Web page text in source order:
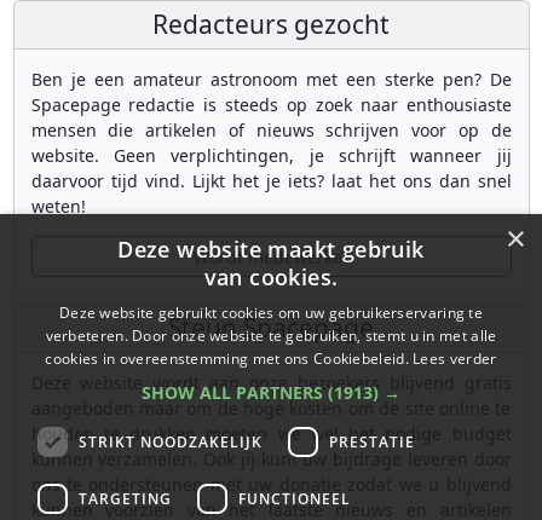
Redacteurs gezocht
Ben je een amateur astronoom met een sterke pen? De
Spacepage redactie is steeds op zoek naar enthousiaste
mensen die artikelen of nieuws schrijven voor op de
website. Geen verplichtingen, je schrijft wanneer jij
daarvoor tijd vind. Lijkt het je iets? laat het ons dan snel
weten!
Wordt medewerker
Steun Spacepage
Deze website wordt aan onze bezoekers blijvend gratis
aangeboden maar om de hoge kosten om de site online te
houden te drukken moeten we wel het nodige budget
kunnen verzamelen. Ook jij kunt uw bijdrage leveren door
ons te ondersteunen met uw donatie zodat we u blijvend
kunnen voorzien van het laatste nieuws en artikelen
×
Deze website maakt gebruik
van cookies.
Deze website gebruikt cookies om uw gebruikerservaring te
verbeteren. Door onze website te gebruiken, stemt u in met alle
cookies in overeenstemming met ons Cookiebeleid. Lees verder
SHOW ALL PARTNERS (1913) →
STRIKT NOODZAKELIJK PRESTATIE
TARGETING FUNCTIONEEL